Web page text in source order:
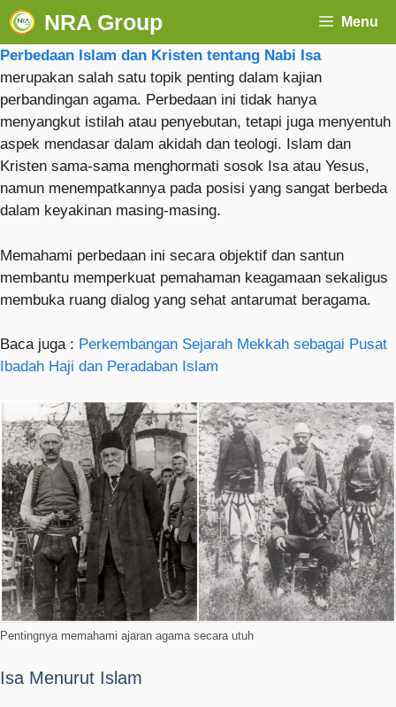
NRA Group Menu
Perbedaan Islam dan Kristen tentang Nabi Isa
merupakan salah satu topik penting dalam kajian
perbandingan agama. Perbedaan ini tidak hanya
menyangkut istilah atau penyebutan, tetapi juga menyentuh
aspek mendasar dalam akidah dan teologi. Islam dan
Kristen sama-sama menghormati sosok Isa atau Yesus,
namun menempatkannya pada posisi yang sangat berbeda
dalam keyakinan masing-masing.
Memahami perbedaan ini secara objektif dan santun
membantu memperkuat pemahaman keagamaan sekaligus
membuka ruang dialog yang sehat antarumat beragama.
Baca juga : Perkembangan Sejarah Mekkah sebagai Pusat
Ibadah Haji dan Peradaban Islam
Pentingnya memahami ajaran agama secara utuh
Isa Menurut Islam